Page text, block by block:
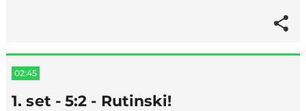
02:45
1. set - 5:2 - Rutinski!